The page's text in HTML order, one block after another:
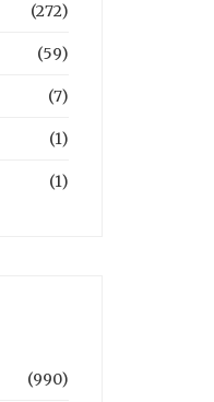
(272)
(59)
(7)
(1)
(1)
(990)